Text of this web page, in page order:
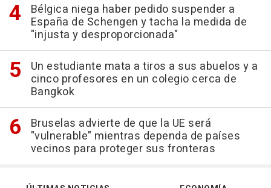
Bélgica niega haber pedido suspender a
España de Schengen y tacha la medida de
"injusta y desproporcionada"
Un estudiante mata a tiros a sus abuelos y a
cinco profesores en un colegio cerca de
Bangkok
Bruselas advierte de que la UE será
"vulnerable" mientras dependa de países
vecinos para proteger sus fronteras